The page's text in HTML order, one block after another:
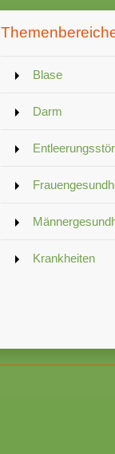
Blase
Darm
Krankheiten